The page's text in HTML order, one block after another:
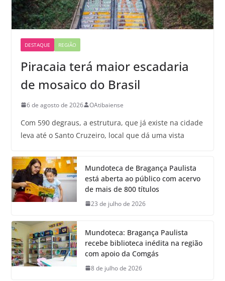
DESTAQUE REGIÃO
Piracaia terá maior escadaria
de mosaico do Brasil
6 de agosto de 2026 OAtibaiense
Com 590 degraus, a estrutura, que já existe na cidade
leva até o Santo Cruzeiro, local que dá uma vista
Mundoteca de Bragança Paulista
está aberta ao público com acervo
de mais de 800 títulos
23 de julho de 2026
Mundoteca: Bragança Paulista
recebe biblioteca inédita na região
com apoio da Comgás
8 de julho de 2026